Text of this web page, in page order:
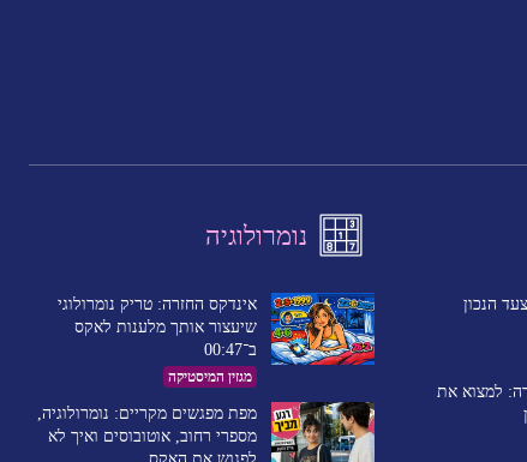
נומרולוגיה
אינדקס החזרה: טריק נומרולוגי
שיעצור אותך מלענות לאקס
ב־00:47
מגזין המיסטיקה
מפת מפגשים מקריים: נומרולוגיה,
מספרי רחוב, אוטובוסים ואיך לא
הנכון
למצוא את